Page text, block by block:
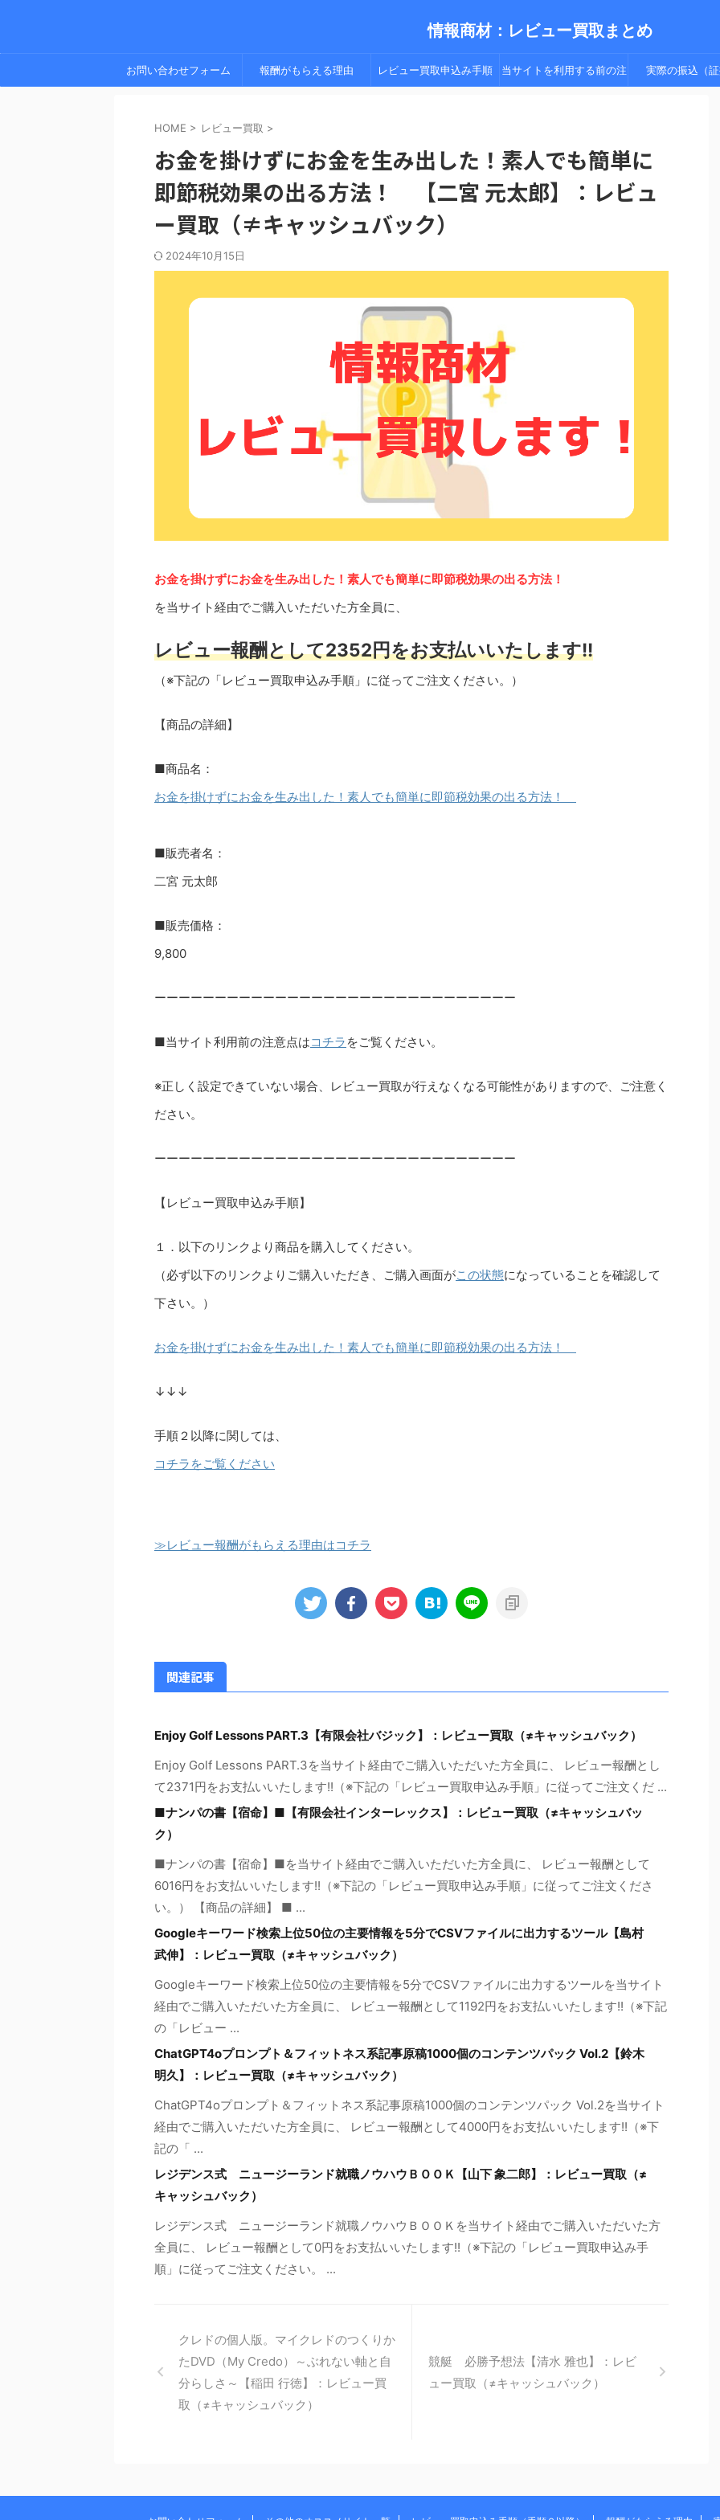
情報商材：レビュー買取まとめ
お問い合わせフォーム 報酬がもらえる理由 レビュー買取申込み手順 当サイトを利用する前の注 実際の振込（証
HOME > レビュー買取 >
お金を掛けずにお金を生み出した！素人でも簡単に
即節税効果の出る方法！ 【二宮 元太郎】：レビュ
ー買取（≠キャッシュバック）
2024年10月15日
お金を掛けずにお金を生み出した！素人でも簡単に即節税効果の出る方法！
を当サイト経由でご購入いただいた方全員に、
レビュー報酬として2352円をお支払いいたします!!
（※下記の「レビュー買取申込み手順」に従ってご注文ください。）
【商品の詳細】
■商品名：
お金を掛けずにお金を生み出した！素人でも簡単に即節税効果の出る方法！
■販売者名：
二宮 元太郎
■販売価格：
9,800
ーーーーーーーーーーーーーーーーーーーーーーーーーーーーーー
■当サイト利用前の注意点はコチラ をご覧ください。
※正しく設定できていない場合、レビュー買取が行えなくなる可能性がありますので、ご注意く
ださい。
ーーーーーーーーーーーーーーーーーーーーーーーーーーーーーー
【レビュー買取申込み手順】
１．以下のリンクより商品を購入してください。
（必ず以下のリンクよりご購入いただき、ご購入画面がこの状態になっていることを確認して
下さい。）
お金を掛けずにお金を生み出した！素人でも簡単に即節税効果の出る方法！
↓↓↓
手順２以降に関しては、
コチラをご覧ください
≫レビュー報酬がもらえる理由はコチラ
関連記事
Enjoy Golf Lessons PART.3【有限会社バジック】：レビュー買取（≠キャッシュバック）
Enjoy Golf Lessons PART.3を当サイト経由でご購入いただいた方全員に、 レビュー報酬とし
て2371円をお支払いいたします!!（※下記の「レビュー買取申込み手順」に従ってご注文くだ ...
■ナンパの書【宿命】■【有限会社インターレックス】：レビュー買取（≠キャッシュバッ
ク）
■ナンパの書【宿命】■を当サイト経由でご購入いただいた方全員に、 レビュー報酬として
6016円をお支払いいたします!!（※下記の「レビュー買取申込み手順」に従ってご注文くださ
い。） 【商品の詳細】 ■ ...
Googleキーワード検索上位50位の主要情報を5分でCSVファイルに出力するツール【島村
武伸】：レビュー買取（≠キャッシュバック）
Googleキーワード検索上位50位の主要情報を5分でCSVファイルに出力するツールを当サイト
経由でご購入いただいた方全員に、 レビュー報酬として1192円をお支払いいたします!!（※下記
の「レビュー ...
ChatGPT4oプロンプト＆フィットネス系記事原稿1000個のコンテンツパック Vol.2【鈴木
明久】：レビュー買取（≠キャッシュバック）
ChatGPT4oプロンプト＆フィットネス系記事原稿1000個のコンテンツパック Vol.2を当サイト
経由でご購入いただいた方全員に、 レビュー報酬として4000円をお支払いいたします!!（※下
記の「 ...
レジデンス式 ニュージーランド就職ノウハウＢＯＯＫ【山下 象二郎】：レビュー買取（≠
キャッシュバック）
レジデンス式 ニュージーランド就職ノウハウＢＯＯＫを当サイト経由でご購入いただいた方
全員に、 レビュー報酬として0円をお支払いいたします!!（※下記の「レビュー買取申込み手
順」に従ってご注文ください。 ...
クレドの個人版。マイクレドのつくりか
たDVD（My Credo）～ぶれない軸と自
分らしさ～【稲田 行徳】：レビュー買
取（≠キャッシュバック）
競艇 必勝予想法【清水 雅也】：レビ
ュー買取（≠キャッシュバック）